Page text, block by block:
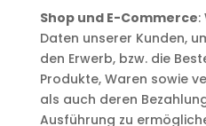
Shop und E-Commerce:
Daten unserer Kunden,
den Erwerb, bzw. die
Produkte, Waren sowie
als auch deren
Ausführung zu